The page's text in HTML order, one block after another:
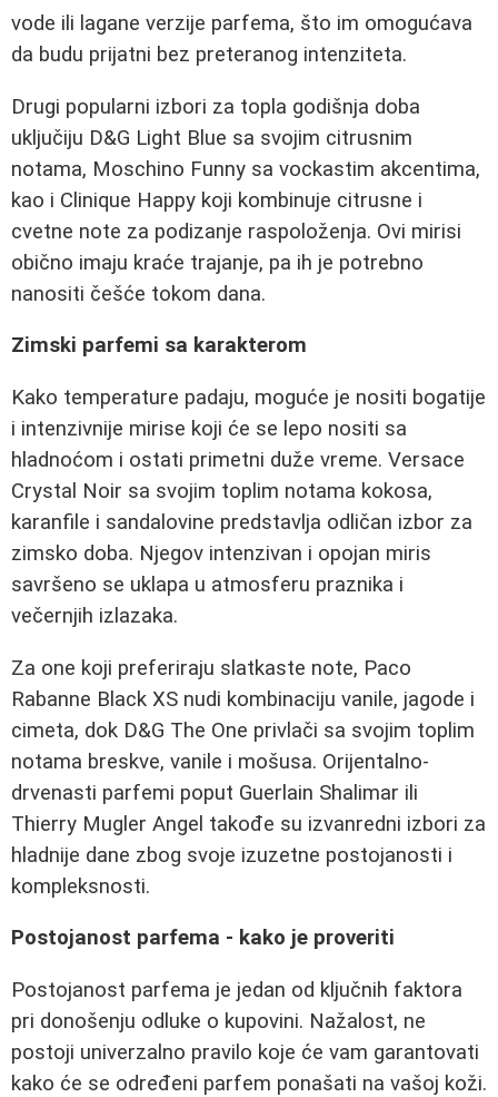
vode ili lagane verzije parfema, što im omogućava
da budu prijatni bez preteranog intenziteta.
Drugi popularni izbori za topla godišnja doba
uključiju D&G Light Blue sa svojim citrusnim
notama, Moschino Funny sa vockastim akcentima,
kao i Clinique Happy koji kombinuje citrusne i
cvetne note za podizanje raspoloženja. Ovi mirisi
obično imaju kraće trajanje, pa ih je potrebno
nanositi češće tokom dana.
Zimski parfemi sa karakterom
Kako temperature padaju, moguće je nositi bogatije
i intenzivnije mirise koji će se lepo nositi sa
hladnoćom i ostati primetni duže vreme. Versace
Crystal Noir sa svojim toplim notama kokosa,
karanfile i sandalovine predstavlja odličan izbor za
zimsko doba. Njegov intenzivan i opojan miris
savršeno se uklapa u atmosferu praznika i
večernjih izlazaka.
Za one koji preferiraju slatkaste note, Paco
Rabanne Black XS nudi kombinaciju vanile, jagode i
cimeta, dok D&G The One privlači sa svojim toplim
notama breskve, vanile i mošusa. Orijentalno-
drvenasti parfemi poput Guerlain Shalimar ili
Thierry Mugler Angel takođe su izvanredni izbori za
hladnije dane zbog svoje izuzetne postojanosti i
kompleksnosti.
Postojanost parfema - kako je proveriti
Postojanost parfema je jedan od ključnih faktora
pri donošenju odluke o kupovini. Nažalost, ne
postoji univerzalno pravilo koje će vam garantovati
kako će se određeni parfem ponašati na vašoj koži.